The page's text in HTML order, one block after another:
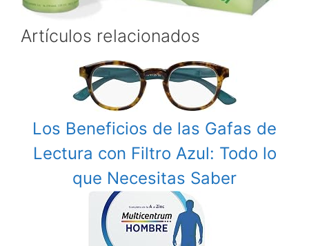
Artículos relacionados
Los Beneficios de las Gafas de
Lectura con Filtro Azul: Todo lo
que Necesitas Saber